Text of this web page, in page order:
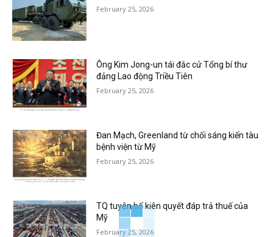
February 25, 2026
Ông Kim Jong-un tái đắc cử Tổng bí thư
đảng Lao động Triều Tiên
February 25, 2026
Đan Mạch, Greenland từ chối sáng kiến tàu
bệnh viện từ Mỹ
February 25, 2026
TQ tuyên bố kiên quyết đáp trả thuế của
Mỹ
February 25, 2026